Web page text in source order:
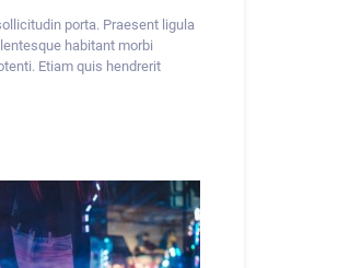
porta. Praesent ligula
habitant morbi
Etiam quis hendrerit